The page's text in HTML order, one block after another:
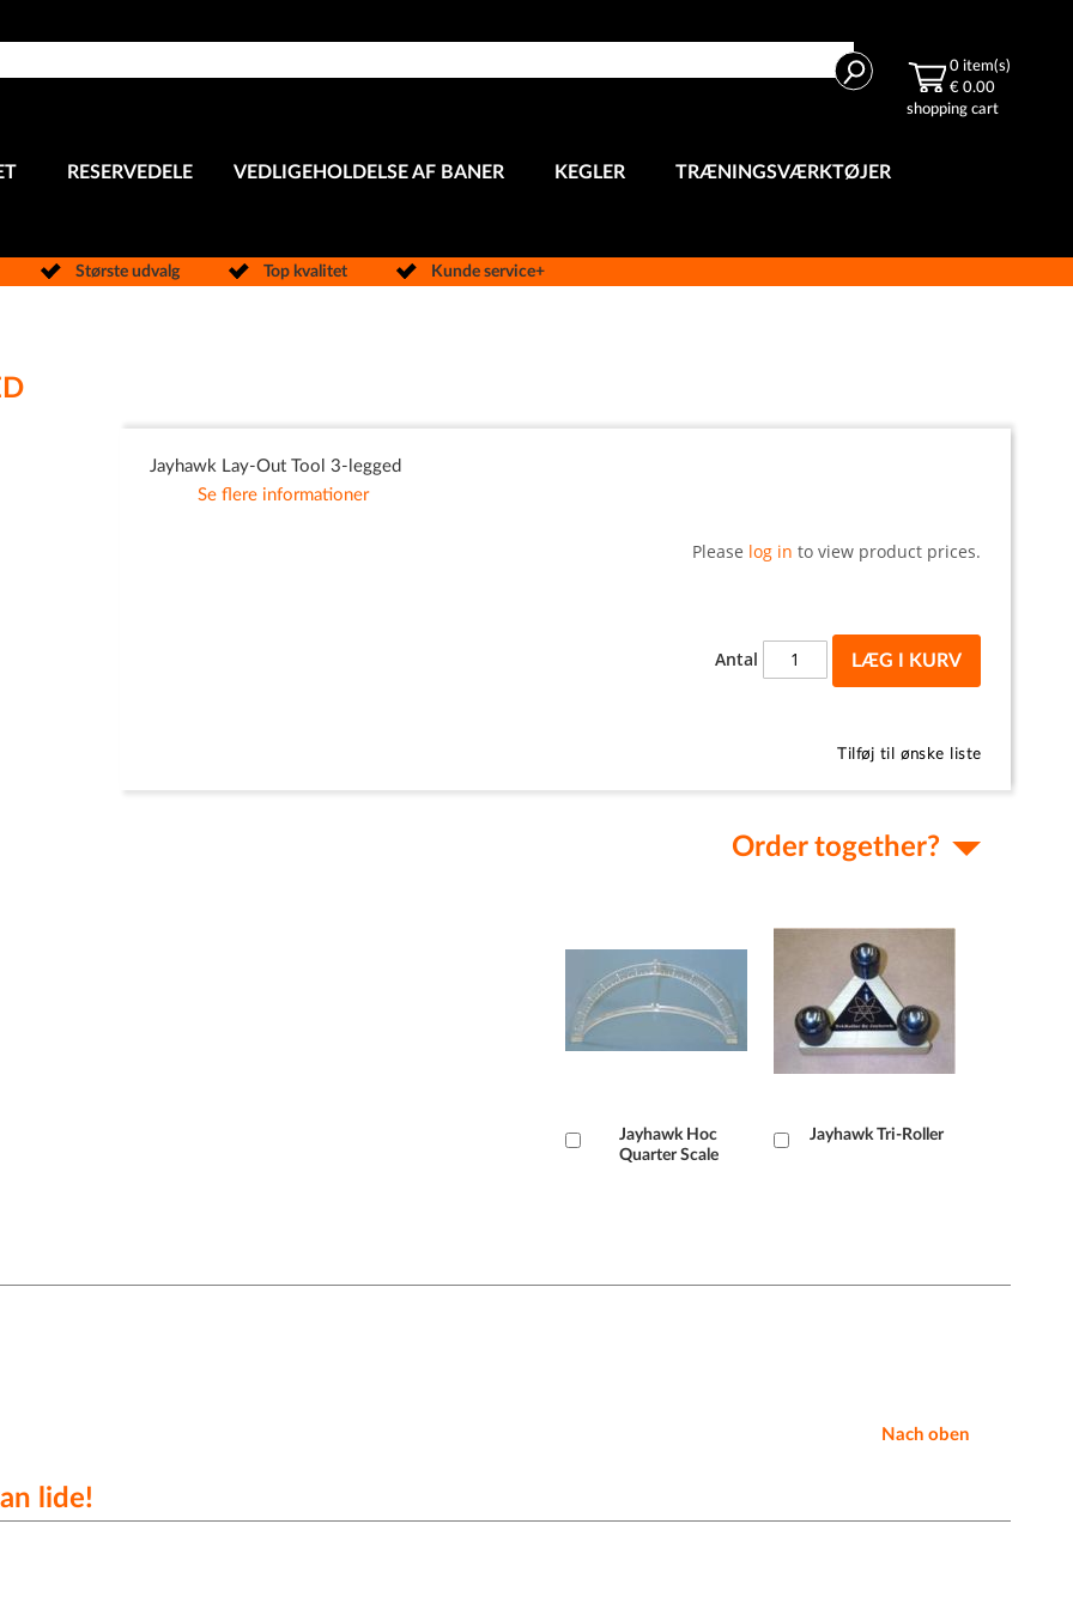
Search 0 item(s)
€ 0.00
shopping cart
RESERVEDELE VEDLIGEHOLDELSE AF BANER KEGLER TRÆNINGSVÆRKTØJER
Største udvalg Top kvalitet Kunde service+
Jayhawk Lay-Out Tool 3-legged
Se flere informationer
Please log in to view product prices.
Antal LÆG I KURV
Tilføj til ønske liste
Order together?
Jayhawk Tri-Roller
Læg
Jayhawk Hoc
Quarter Scale
Nach oben
lide!